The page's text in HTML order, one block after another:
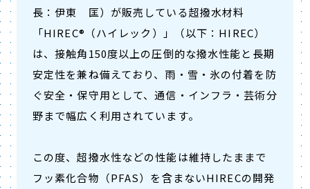
長：伊東 匡）が販売している超撥水材料
「HIREC®（ハイレック）」（以下：HIREC）
は、接触角150度以上の圧倒的な撥水性能と長期
安定性を兼ね備えており、雨・雪・氷の付着を防
ぐ安全・保守用として、通信・インフラ・芸術分
野まで幅広く利用されています。
この度、超撥水性などの性能は維持したままで
フッ素化合物（PFAS）を含まないHIRECの開発